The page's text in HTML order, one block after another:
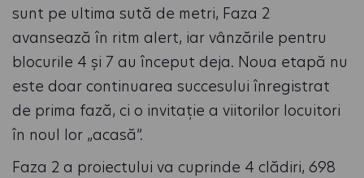
sunt pe ultima sută de metri, Faza 2
avansează în ritm alert, iar vânzările pentru
blocurile 4 și 7 au început deja. Noua etapă nu
este doar continuarea succesului înregistrat
de prima fază, ci o invitație a viitorilor locuitori
în noul lor „acasă”.
Faza 2 a proiectului va cuprinde 4 clădiri, 698